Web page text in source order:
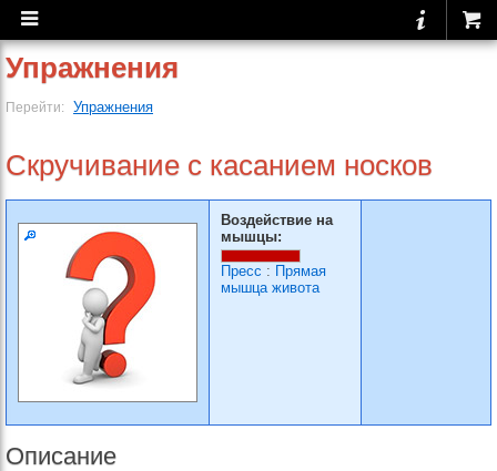
Упражнения
Перейти: Упражнения
Скручивание с касанием носков
Воздействие на
мышцы:
Пресс : Прямая
мышца живота
Описание